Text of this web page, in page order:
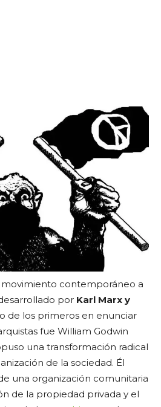
movimiento contemporáneo a
por Karl Marx y
de los primeros en enunciar
fue William Godwin
una transformación radical
de la sociedad. Él
una organización comunitaria
de la propiedad privada y el